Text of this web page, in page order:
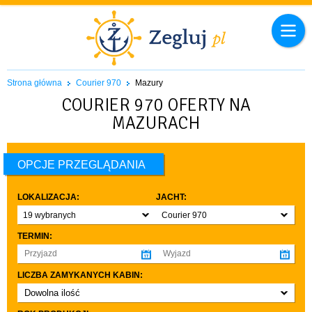
Strona główna Courier 970 Mazury
COURIER 970 OFERTY NA
MAZURACH
OPCJE PRZEGLĄDANIA
LOKALIZACJA:
19 wybranych
JACHT:
Courier 970
TERMIN:
LICZBA ZAMYKANYCH KABIN:
Dowolna ilość